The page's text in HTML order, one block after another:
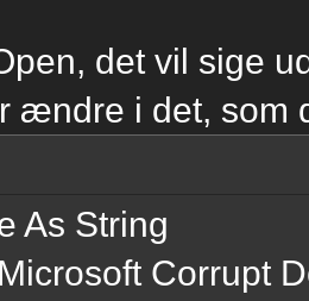
det vil sige
ændre i det, som
As String
Corrupt